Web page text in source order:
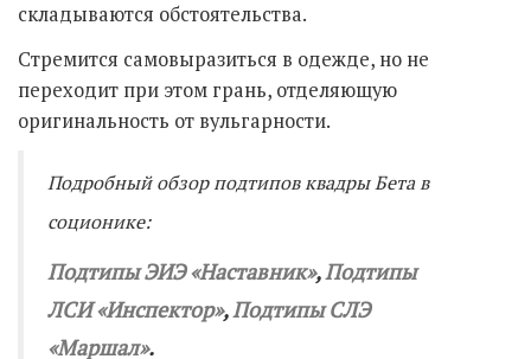
складываются обстоятельства.
Стремится самовыразиться в одежде, но не
переходит при этом грань, отделяющую
оригинальность от вульгарности.
Подробный обзор подтипов квадры Бета в
соционике:
Подтипы ЭИЭ «Наставник»,Подтипы
ЛСИ«Инспектор»,Подтипы СЛЭ
«Маршал».